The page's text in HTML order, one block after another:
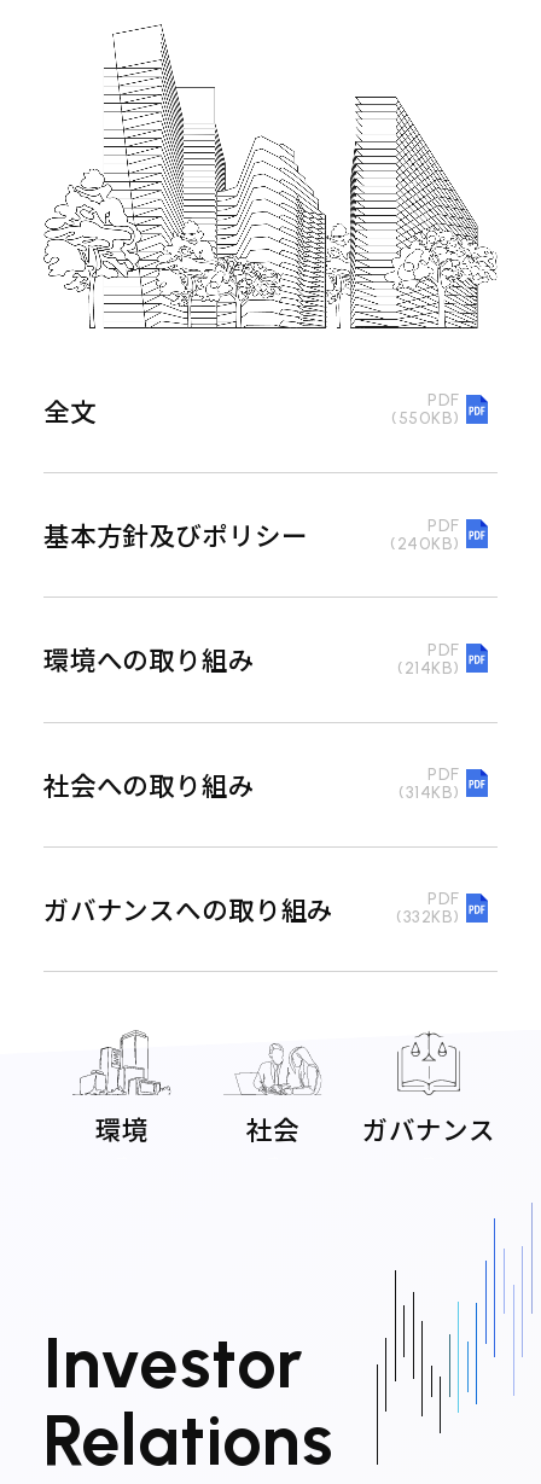
全文
PDF
(550KB)
基本方針及びポリシー
PDF
(240KB)
環境への取り組み
PDF
(214KB)
社会への取り組み
PDF
(314KB)
ガバナンスへの取り組み
PDF
(332KB)
環境 社会 ガバナンス
Investor
Re ations